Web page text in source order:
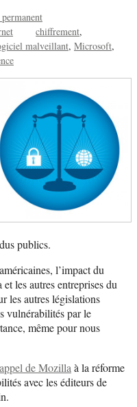
chiffrement
malveillant Microsoft
publics.
l’impact du
les autres entreprises du
les autres législations
vulnérabilités par le
même pour nous
de Mozilla à la réforme
avec les éditeurs de